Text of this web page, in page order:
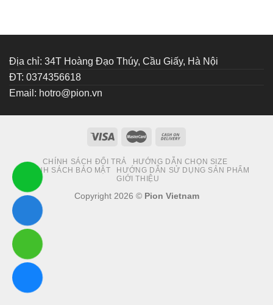
Địa chỉ: 34T Hoàng Đạo Thúy, Cầu Giấy, Hà Nội
ĐT: 0374356618
Email: hotro@pion.vn
CHÍNH SÁCH ĐỔI TRẢ
HƯỚNG DẪN CHỌN SIZE
CHÍNH SÁCH BẢO MẬT
HƯỚNG DẪN SỬ DỤNG SẢN PHẨM
GIỚI THIỆU
Copyright 2026 © Pion Vietnam